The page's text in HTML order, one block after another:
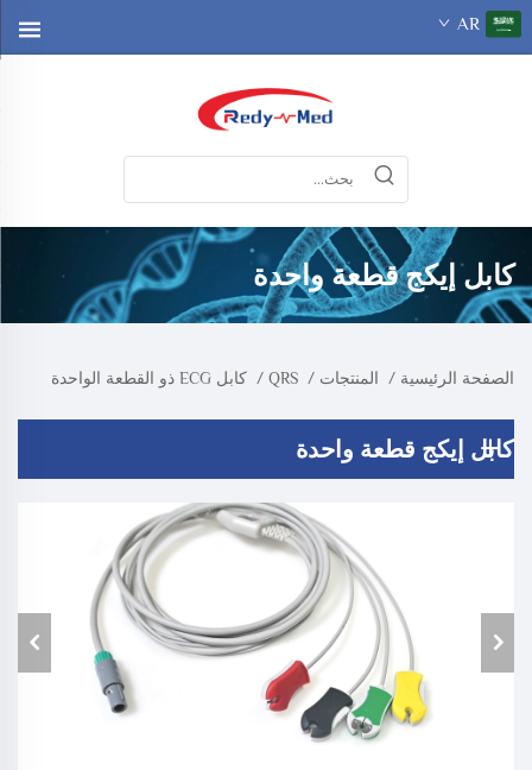
AR
كابل إيكج قطعة واحدة
الصفحة الرئيسية / المنتجات /
QRS
/ كابل ECG ذو القطعة الواحدة
كابل إيكج قطعة واحدة